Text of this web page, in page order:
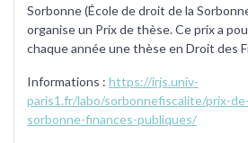
Sorbonne (École de droit de la
organise un Prix de thèse. Ce prix a
chaque année une thèse en Droit des
Informations : https://irjs.univ-
paris1.fr/labo/sorbonnefiscalite/prix-
sorbonne-finances-publiques/